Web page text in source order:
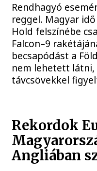
Rendhagyó
reggel. Magyar
Hold felszínébe
Falcon–9
becsapódást a
nem lehetett látni,
távcsövekkel
Rekordok
Angliában